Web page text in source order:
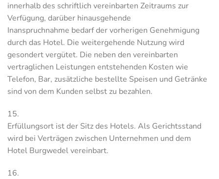
innerhalb des schriftlich vereinbarten Zeitraums zur
Verfügung, darüber hinausgehende
Inanspruchnahme bedarf der vorherigen Genehmigung
durch das Hotel. Die weitergehende Nutzung wird
gesondert vergütet. Die neben den vereinbarten
vertraglichen Leistungen entstehenden Kosten wie
Telefon, Bar, zusätzliche bestellte Speisen und Getränke
sind von dem Kunden selbst zu bezahlen.
15.
Erfüllungsort ist der Sitz des Hotels. Als Gerichtsstand
wird bei Verträgen zwischen Unternehmen und dem
Hotel Burgwedel vereinbart.
16.